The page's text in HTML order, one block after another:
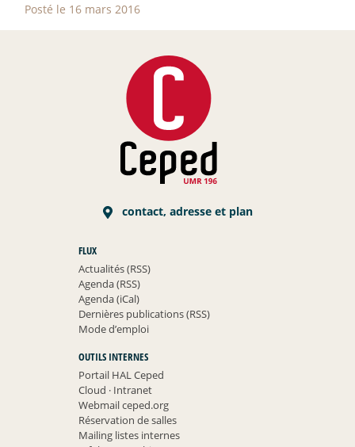
Posté le 16 mars 2016
contact, adresse et plan
FLUX
Actualités (RSS)
Agenda (RSS)
Agenda (iCal)
Dernières publications (RSS)
Mode d’emploi
OUTILS INTERNES
Portail HAL Ceped
Cloud ·Intranet
Webmail ceped.org
Réservation de salles
Mailing listes internes